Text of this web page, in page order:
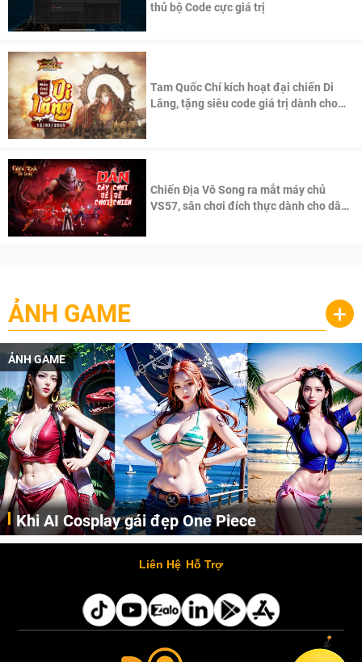
thủ bộ Code cực giá trị
Tam Quốc Chí kích hoạt đại chiến Di
Lăng, tặng siêu code giá trị dành cho
Chiến Địa Vô Song ra mắt máy chủ
VS57, sân chơi đích thực dành cho dân
ẢNH GAME +
ẢNH GAME
Khi AI Cosplay gái đẹp One Piece
Những cô nàng nóng bỏng Boa Hancock, Nico Robin, Nami, Yamato hay Perona được AI vẽ lại dưới hình thức Cosplay cực kỳ chuẩn chỉnh.
Liên Hệ Hỗ Trợ